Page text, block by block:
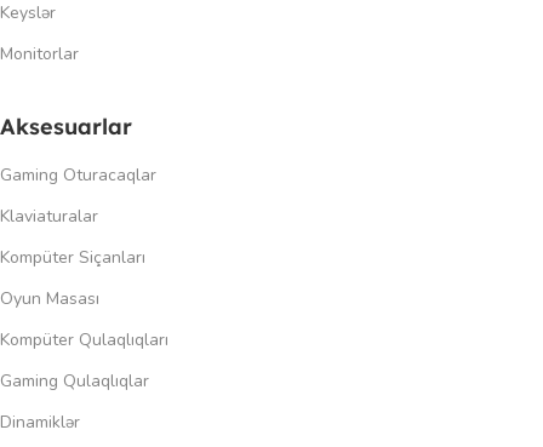
Keyslər
Monitorlar
Aksesuarlar
Gaming Oturacaqlar
Klaviaturalar
Kompüter Siçanları
Oyun Masası
Kompüter Qulaqlıqları
Gaming Qulaqlıqlar
Dinamiklər